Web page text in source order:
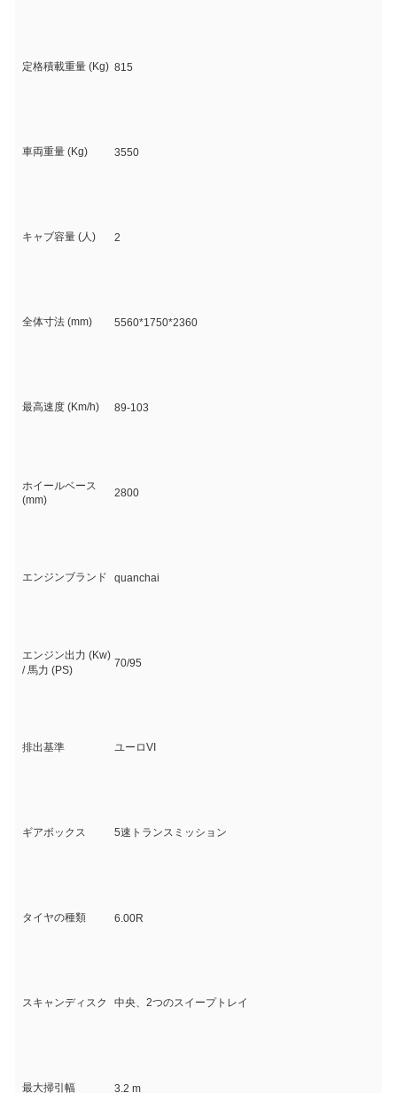
定格積載重量 (Kg) 815
車両重量 (Kg) 3550
キャブ容量 (人) 2
全体寸法 (mm) 5560*1750*2360
最高速度 (Km/h) 89-103
ホイールベース
(mm)
2800
エンジンブランド quanchai
エンジン出力 (Kw)
/ 馬力 (PS)
70/95
排出基準 ユーロVI
ギアボックス 5速トランスミッション
タイヤの種類 6.00R
スキャンディスク 中央、2つのスイープトレイ
最大掃引幅 3.2 m